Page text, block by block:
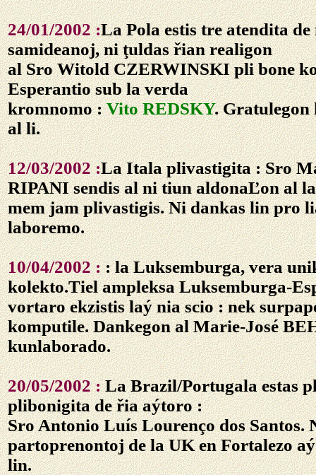
24/01/2002 :La Pola estis tre atendita
samideanoj, ni ţuldas řian realigon
al Sro Witold CZERWINSKI pli bone
Esperantio sub la verda
kromnomo :Vito REDSKY. Gratulegon
al li.
12/03/2002 :La Itala plivastigita : Sro
RIPANI sendis al ni tiun aldonaĽon al
mem jam plivastigis. Ni dankas lin pro
laboremo.
10/04/2002 :: la Luksemburga, vera
kolekto.Tiel ampleksa Luksemburga-
vortaro ekzistis laý nia scio : nek
komputile. Dankegon al Marie-José
kunlaborado.
20/05/2002 :La Brazil/Portugala estas
plibonigita de řia aýtoro :
Sro Antonio Luís Lourenço dos Santos.
partoprenontoj de la UK en Fortalezo
lin.